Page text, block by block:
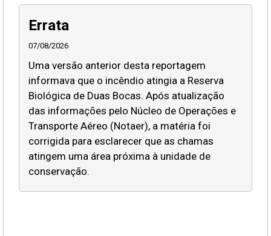
Errata
07/08/2026
Uma versão anterior desta reportagem
informava que o incêndio atingia a Reserva
Biológica de Duas Bocas. Após atualização
das informações pelo Núcleo de Operações e
Transporte Aéreo (Notaer), a matéria foi
corrigida para esclarecer que as chamas
atingem uma área próxima à unidade de
conservação.